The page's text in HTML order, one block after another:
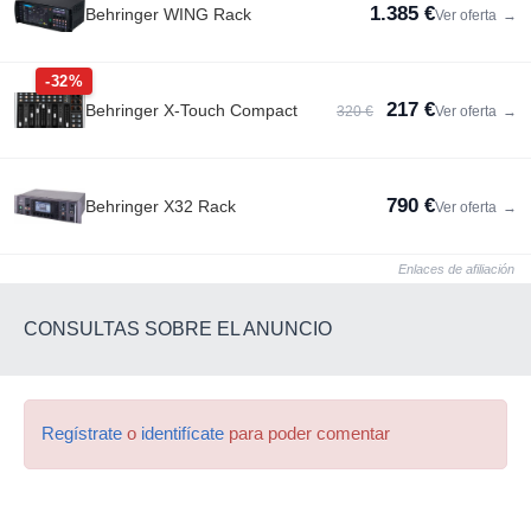
Behringer WING Rack 1.385 €Ver oferta →
-32%
Behringer X-Touch Compact 320 € 217 €Ver oferta →
Behringer X32 Rack 790 €Ver oferta →
Enlaces de afiliación
CONSULTAS SOBRE EL ANUNCIO
Regístrate o identifícate para poder comentar